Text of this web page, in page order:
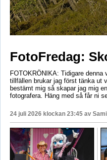
FotoFredag:
FOTOKRÖNIKA: Tidigare
tillfällen brukar jag först tänka ut
bestämt mig så skapar jag mig
fotografera. Häng med så får ni
24 juli 2026 klockan 23:45 av